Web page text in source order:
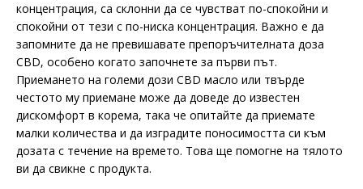
концентрация, са склонни да се чувстват по-спокойни и
спокойни от тези с по-ниска концентрация. Важно е да
запомните да не превишавате препоръчителната доза
CBD, особено когато започнете за първи път.
Приемането на големи дози CBD масло или твърде
честото му приемане може да доведе до известен
дискомфорт в корема, така че опитайте да приемате
малки количества и да изградите поносимостта си към
дозата с течение на времето. Това ще помогне на тялото
ви да свикне с продукта.